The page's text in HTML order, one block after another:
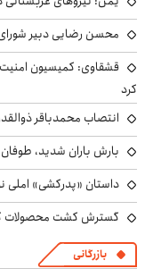
محسن رضایی دبیر
قشقاوی: کمیسیون امنیت
کرد
انتصاب محمدباقر
بارش باران شدید،
داستان «پدرکشی» املی
گسترش کشت محصولات
بازرگانی